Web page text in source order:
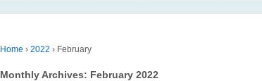
Home › 2022 › February
Monthly Archives: February 2022